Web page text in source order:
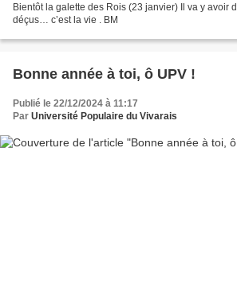
Bientôt la galette des Rois (23 janvier) Il va y avoir
déçus… c’est la vie . BM
Bonne année à toi, ô UPV !
Publié le 22/12/2024 à 11:17
Par Université Populaire du Vivarais